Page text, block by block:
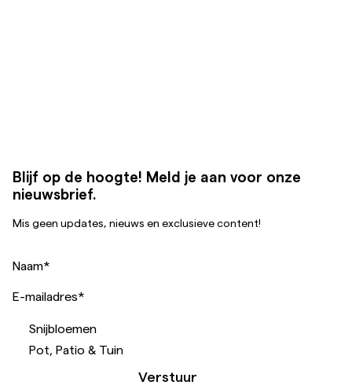
Blijf op de hoogte! Meld je aan voor onze
nieuwsbrief.
Mis geen updates, nieuws en exclusieve content!
Naam*
E-mailadres*
Snijbloemen
Pot, Patio & Tuin
Verstuur